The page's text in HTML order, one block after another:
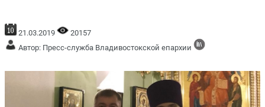
21.03.2019
20157
Автор: Пресс-служба Владивостокской епархии